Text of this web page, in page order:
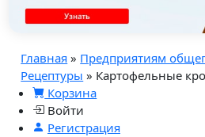
Главная » Предприятиям
Рецептуры » Картофельные
Корзина
Войти
Регистрация